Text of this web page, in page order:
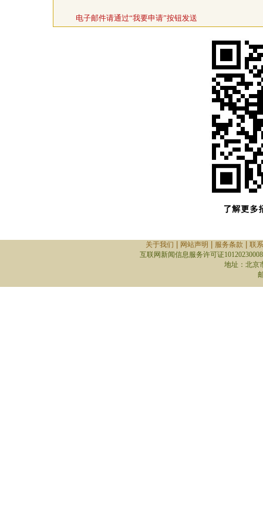
电子邮件请通过“我要申请”按钮发送
关于我们 网站声明 服务条款
联
互联网新闻信息服务许可证10120230008
地址：北京